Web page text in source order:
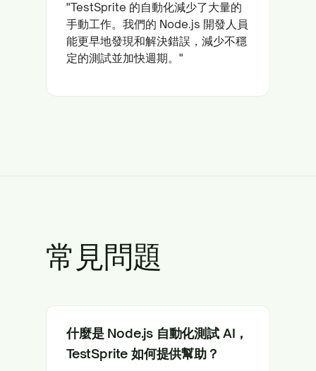
"TestSprite 的自動化減少了大量的
手動工作。我們的 Node.js 開發人員
能更早地發現和解決錯誤，減少不穩
定的測試並加快週期。"
常見問題
什麼是 Node.js 自動化測試 AI，
TestSprite 如何提供幫助？